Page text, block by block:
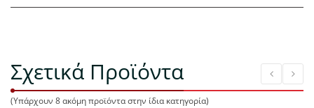
Σχετικά Προϊόντα
(Υπάρχουν 8 ακόμη προϊόντα στην ίδια κατηγορία)